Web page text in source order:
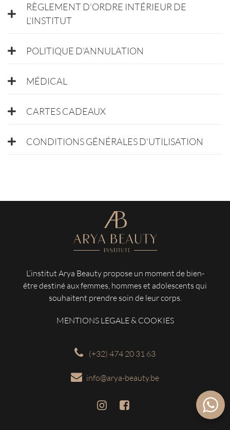
RÈGLEMENT D’ORDRE INTÉRIEUR DE
L’INSTITUT
POLITIQUE D'ANNULATION
MÉDICAL
CARTES CADEAUX
CONDITIONS GÉNÉRALES D'UTILISATION
L’institut Arya Beauty propose un moment de bien-
être destiné aux femmes, hommes et adolescents qui
souhaitent prendre soin de leur corps.
MENTIONS LEGALE & COOKIES
(+32) 474 20 31 63
info@arya-beauty.be